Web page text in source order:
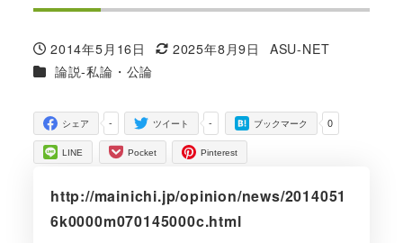
投稿日
2014年5月16日
更新日
2025年8月9日
著
ASU-NET
カテゴリー
論説-私論・公論
-
シェア -
ツイート 0
ブックマーク
LINE Pocket Pinterest
http://mainichi.jp/opinion/news/2014051
6k0000m070145000c.html